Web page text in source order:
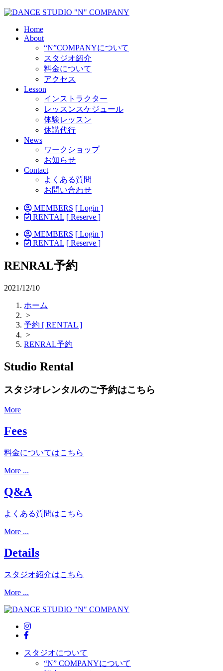
Home
About
“N”COMPANYについて
スタジオ紹介
料金について
アクセス
Lesson
インストラクター
レッスンスケジュール
体験レッスン
休講代行
News
ワークショップ
お知らせ
Contact
よくある質問
お問い合わせ
MEMBERS [ Login ]
RENTAL [ Reserve ]
MEMBERS [ Login ]
RENTAL [ Reserve ]
RENRAL予約
2021/12/10
ホーム
>
予約 [ RENTAL ]
>
RENRAL予約
Studio Rental
スタジオレンタルのご予約はこちら
More
Fees
料金についてはこちら
More ...
Q&A
よくある質問はこちら
More ...
Details
スタジオ紹介はこちら
More ...
スタジオについて
“N” COMPANYについて